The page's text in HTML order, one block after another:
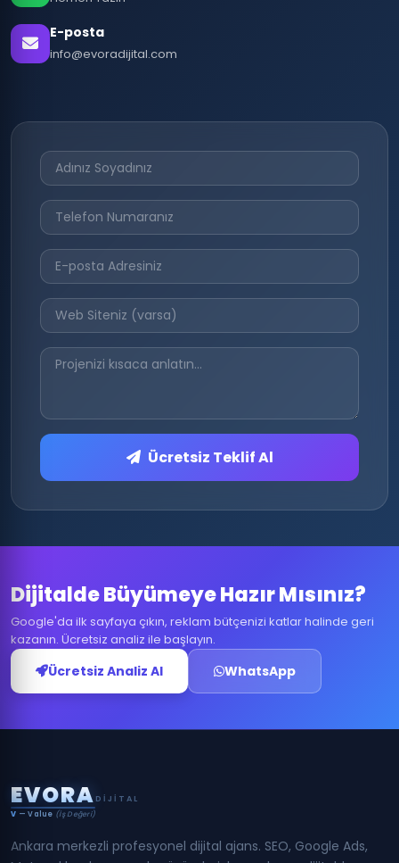
E-posta
info@evoradijital.com
Ücretsiz Teklif Al
Dijitalde Büyümeye Hazır Mısınız?
Google'da ilk sayfaya çıkın, reklam bütçenizi katlar halinde geri
kazanın. Ücretsiz analiz ile başlayın.
Ücretsiz Analiz Al WhatsApp
EVORA DIJITAL
V — Value (İş Değeri)
Ankara merkezli profesyonel dijital ajans. SEO, Google Ads,